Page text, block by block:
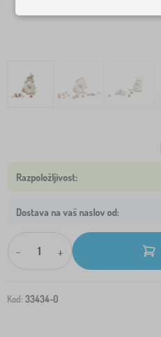
Dostava na vaš naslov od:
- +
Kod: 33434-0